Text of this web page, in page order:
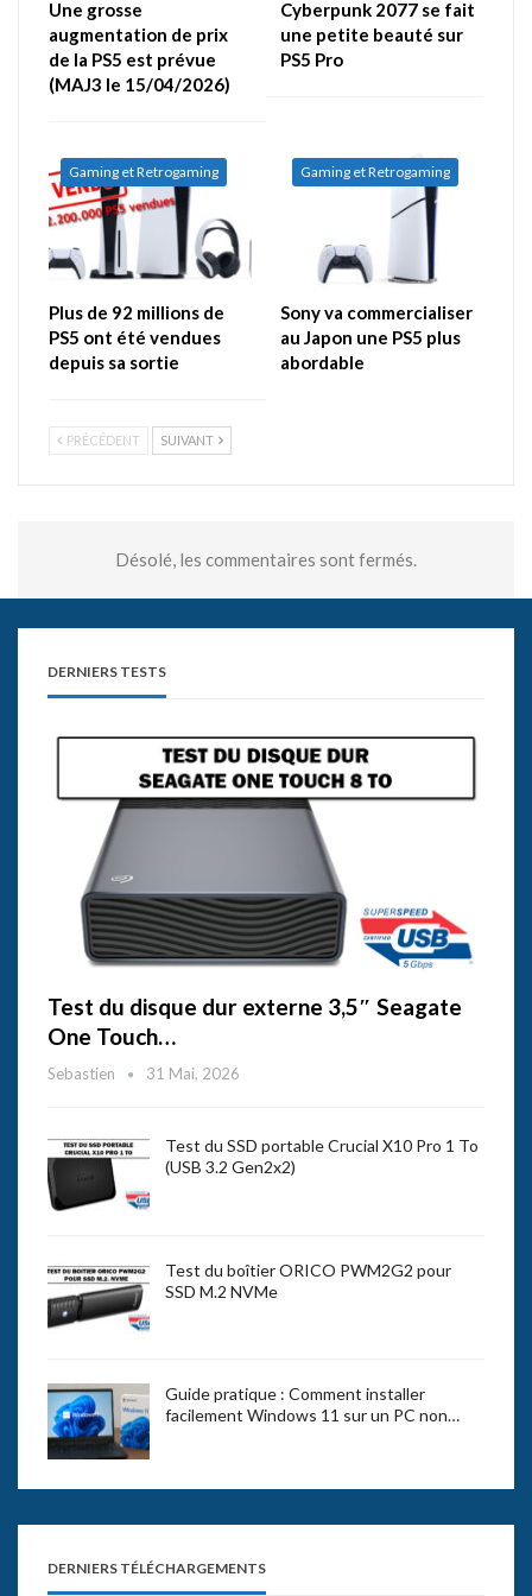
Une grosse
augmentation de prix
de la PS5 est prévue
(MAJ3 le 15/04/2026)
Cyberpunk 2077 se fait
une petite beauté sur
PS5 Pro
Gaming et Retrogaming
Plus de 92 millions de
PS5 ont été vendues
depuis sa sortie
Gaming et Retrogaming
Sony va commercialiser
au Japon une PS5 plus
abordable
PRÉCÉDENT SUIVANT
Désolé, les commentaires sont fermés.
DERNIERS TESTS
Test du disque dur externe 3,5″ Seagate
One Touch…
Sebastien 31 Mai, 2026
Test du SSD portable Crucial X10 Pro 1 To
(USB 3.2 Gen2x2)
Test du boîtier ORICO PWM2G2 pour
SSD M.2 NVMe
Guide pratique : Comment installer
facilement Windows 11 sur un PC non…
DERNIERS TÉLÉCHARGEMENTS